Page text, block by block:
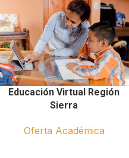
Educación Virtual Región
Sierra
Oferta Académica